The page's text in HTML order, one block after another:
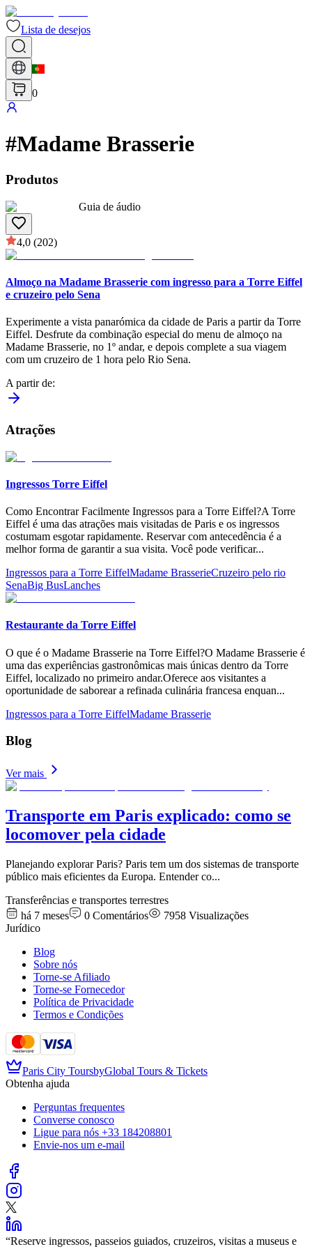
Lista de desejos
0
#Madame Brasserie
Produtos
Guia de áudio
4,0 (202)
Almoço na Madame Brasserie com ingresso para a Torre Eiffel
e cruzeiro pelo Sena
Experimente a vista panarómica da cidade de Paris a partir da Torre
Eiffel. Desfrute da combinação especial do menu de almoço na
Madame Brasserie, no 1º andar, e depois complete a sua viagem
com um cruzeiro de 1 hora pelo Rio Sena.
A partir de:
Atrações
Ingressos Torre Eiffel
Como Encontrar Facilmente Ingressos para a Torre Eiffel?A Torre
Eiffel é uma das atrações mais visitadas de Paris e os ingressos
costumam esgotar rapidamente. Reservar com antecedência é a
melhor forma de garantir a sua visita. Você pode verificar...
Ingressos para a Torre EiffelMadame BrasserieCruzeiro pelo rio
SenaBig BusLanches
Restaurante da Torre Eiffel
O que é o Madame Brasserie na Torre Eiffel?O Madame Brasserie é
uma das experiências gastronômicas mais únicas dentro da Torre
Eiffel, localizado no primeiro andar.Oferece aos visitantes a
oportunidade de saborear a refinada culinária francesa enquan...
Ingressos para a Torre EiffelMadame Brasserie
Blog
Ver mais
Transporte em Paris explicado: como se
locomover pela cidade
Planejando explorar Paris? Paris tem um dos sistemas de transporte
público mais eficientes da Europa. Entender co...
Transferências e transportes terrestres
há 7 meses
0 Comentários 7958 Visualizações
Jurídico
Blog
Sobre nós
Torne-se Afiliado
Torne-se Fornecedor
Política de Privacidade
Termos e Condições
Paris City ToursbyGlobal Tours & Tickets
Obtenha ajuda
Perguntas frequentes
Converse conosco
Ligue para nós +33 184208801
Envie-nos um e-mail
“Reserve ingressos, passeios guiados, cruzeiros, visitas a museus e